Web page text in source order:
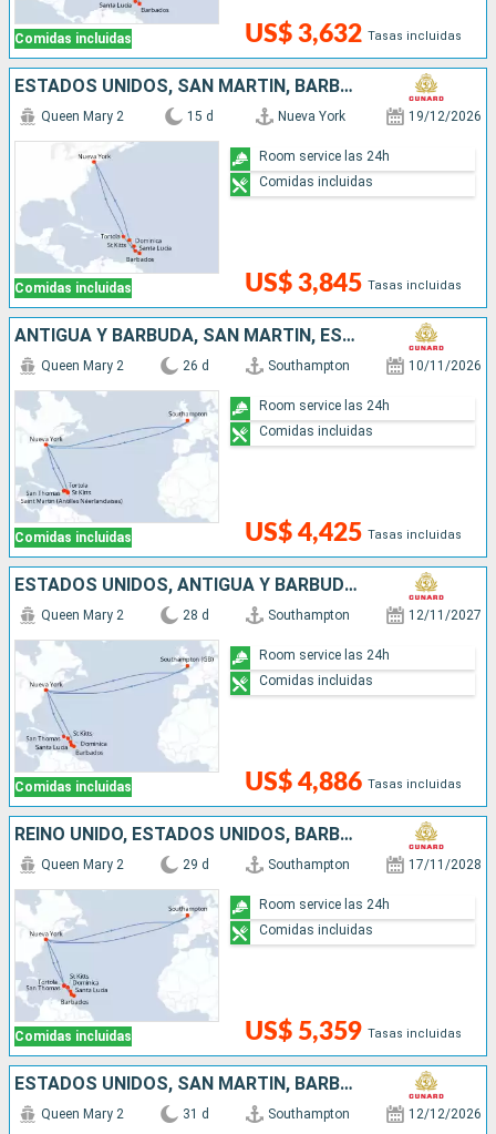
Comidas incluidas US$ 3,632 Tasas incluidas
ESTADOS UNIDOS, SAN MARTÍN, BARBADOS, SANTA LUCIA, DOMINICA, ANTIGUA Y BARBUDA
Comidas incluidas
Queen Mary 2 15 d Nueva York 19/12/2026
US$ 3,845 Tasas incluidas
Room service las 24h
Comidas incluidas
ANTIGUA Y BARBUDA, SAN MARTÍN, ESTADOS UNIDOS, REINO UNIDO
Comidas incluidas
Queen Mary 2 26 d Southampton 10/11/2026
US$ 4,425 Tasas incluidas
Room service las 24h
Comidas incluidas
ESTADOS UNIDOS, ANTIGUA Y BARBUDA, SANTA LUCIA, BARBADOS, DOMINICA, SAN MARTÍN, REINO UNIDO
Comidas incluidas
Queen Mary 2 28 d Southampton 12/11/2027
US$ 4,886 Tasas incluidas
Room service las 24h
Comidas incluidas
REINO UNIDO, ESTADOS UNIDOS, BARBADOS, SANTA LUCIA, DOMINICA, ANTIGUA Y BARBUDA
Comidas incluidas
Queen Mary 2 29 d Southampton 17/11/2028
US$ 5,359 Tasas incluidas
Room service las 24h
Comidas incluidas
ESTADOS UNIDOS, SAN MARTÍN, BARBADOS, SANTA LUCIA, DOMINICA, ANTIGUA Y BARBUDA, REINO UNIDO
Queen Mary 2 31 d Southampton 12/12/2026